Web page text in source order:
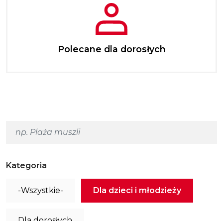
Polecane dla dorosłych
Kategoria
-Wszystkie- Dla dzieci i młodzieży